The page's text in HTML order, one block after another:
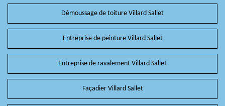
Démoussage de toiture Villard Sallet
Entreprise de peinture Villard Sallet
Entreprise de ravalement Villard Sallet
Façadier Villard Sallet